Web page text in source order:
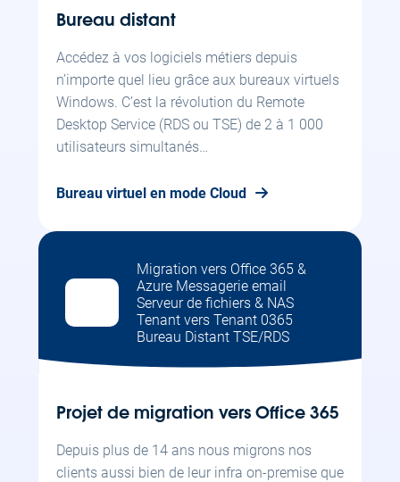
Bureau distant
Accédez à vos logiciels métiers depuis
n’importe quel lieu grâce aux bureaux virtuels
Windows. C’est la révolution du Remote
Desktop Service (RDS ou TSE) de 2 à 1 000
utilisateurs simultanés…
Bureau virtuel en mode Cloud
Migration vers Office 365 &
Azure Messagerie email
Serveur de fichiers & NAS
Tenant vers Tenant 0365
Bureau Distant TSE/RDS
Projet de migration vers Office 365
Depuis plus de 14 ans nous migrons nos
clients aussi bien de leur infra on-premise que